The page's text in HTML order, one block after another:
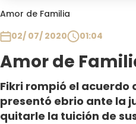
Amor de Familia
02/ 07/ 2020
01:04
Amor de
Fikri rompió el acuerdo
presentó ebrio ante la
quitarle la tuición de
Club De La Comedia
Contigo en Directo
Plan Perfecto
El Tiempo
Sabingo
Todos Los Programas